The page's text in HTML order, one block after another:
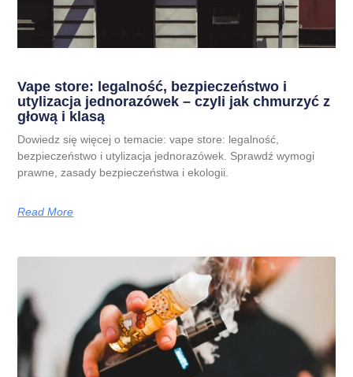
Vape store: legalność, bezpieczeństwo i
utylizacja jednorazówek – czyli jak chmurzyć z
głową i klasą
Dowiedz się więcej o temacie: vape store: legalność,
bezpieczeństwo i utylizacja jednorazówek. Sprawdź wymogi
prawne, zasady bezpieczeństwa i ekologii.
Read More